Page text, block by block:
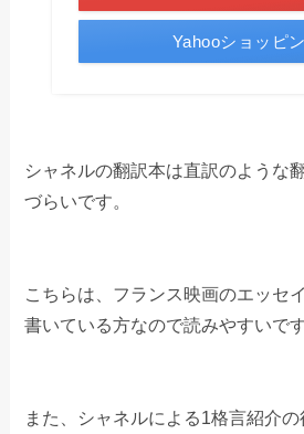
Yahooショッピ
シャネルの翻訳本は直訳のような
づらいです。
こちらは、フランス映画のエッセ
書いている方なので読みやすいです
また、シャネルによる1格言紹介